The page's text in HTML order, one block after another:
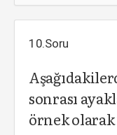
10.Soru
sonrası
örnek